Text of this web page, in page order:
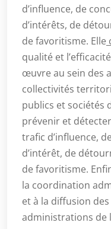
d’influence, de
d’intérêts, de
de favoritisme. Elle
qualité et
œuvre au sein des
collectivités
publics et sociétés
prévenir et
trafic d’influence,
d’intérêt, de
de favoritisme.
la coordination
et à la diffusion
administrations de